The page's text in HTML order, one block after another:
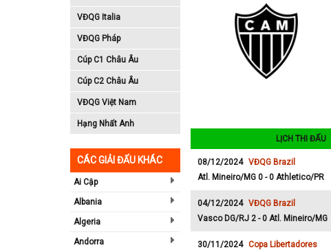
VĐQG Italia
VĐQG Pháp
Cúp C1 Châu Âu
Cúp C2 Châu Âu
VĐQG Việt Nam
Hạng Nhất Anh
CÁC GIẢI ĐẤU KHÁC
Ai Cập
Albania
Algeria
Andorra
LỊCH THI ĐẤU
08/12/2024 VĐQG Brazil
Atl. Mineiro/MG 0 - 0 Athletico/PR
04/12/2024 VĐQG Brazil
Vasco DG/RJ 2 - 0 Atl. Mineiro/MG
30/11/2024 Copa Libertadores